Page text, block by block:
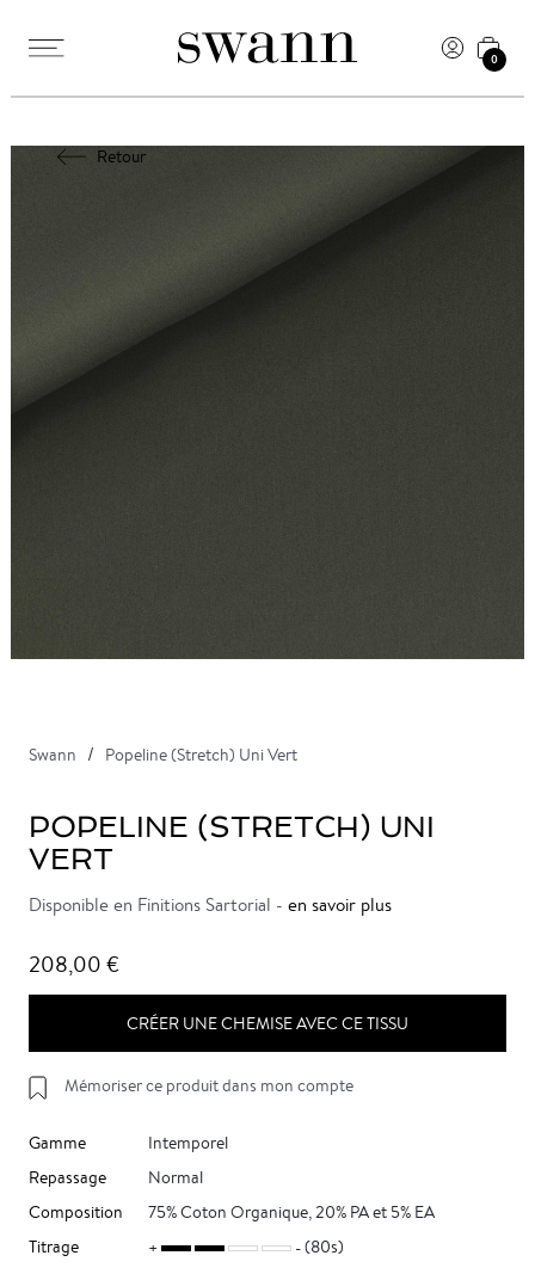
0
Retour
Swann Popeline (Stretch) Uni Vert
POPELINE (STRETCH) UNI
VERT
Disponible en Finitions Sartorial - en savoir plus
208,00 €
CRÉER UNE CHEMISE AVEC CE TISSU
Mémoriser ce produit dans mon compte
Gamme
Intemporel
Repassage
Normal
Composition
75% Coton Organique, 20% PA et 5% EA
Titrage
(80s)